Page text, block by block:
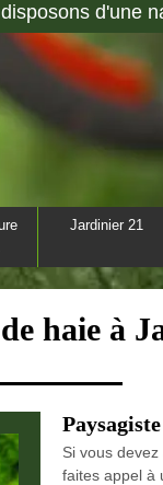
d'une
Jardinier 21
haie à
Si vous
faites appel à